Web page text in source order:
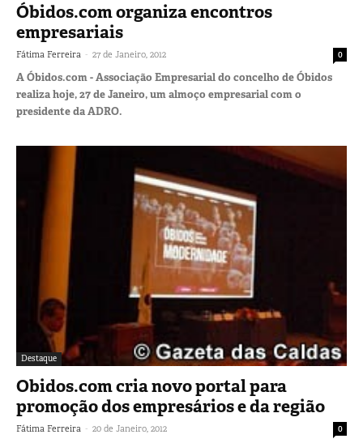
Óbidos.com organiza encontros
empresariais
Fátima Ferreira - 27 de Janeiro, 2012 0
A Óbidos.com - Associação Empresarial do concelho de Óbidos
realiza hoje, 27 de Janeiro, um almoço empresarial com o
presidente da ADRO.
Destaque
Obidos.com cria novo portal para
promoção dos empresários e da região
Fátima Ferreira - 20 de Janeiro, 2012 0